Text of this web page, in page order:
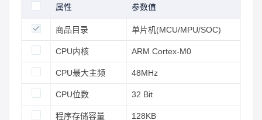
属性 参数值
商品目录 单片机(MCU/MPU/SOC)
CPU内核 ARM Cortex-M0
CPU最大主频 48MHz
CPU位数 32 Bit
程序存储容量 128KB